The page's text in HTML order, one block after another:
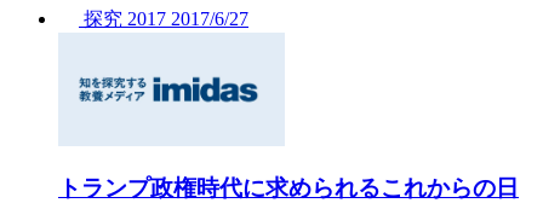
探究 2017 2017/6/27
トランプ政権時代に求められるこれからの日